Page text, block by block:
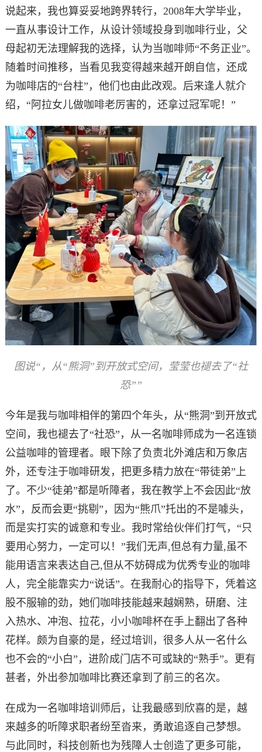
说起来，我也算妥妥地跨界转行，2008年大学毕业，
一直从事设计工作，从设计领域投身到咖啡行业，父
母起初无法理解我的选择，认为当咖啡师“不务正业”。
随着时间推移，当看见我变得越来越开朗自信，还成
为咖啡店的“台柱”，他们也由此改观。后来逢人就介
绍，“阿拉女儿做咖啡老厉害的，还拿过冠军呢！”
图说“，从“熊洞”到开放式空间，莹莹也褪去了“社
恐””
今年是我与咖啡相伴的第四个年头，从“熊洞”到开放式
空间，我也褪去了“社恐”，从一名咖啡师成为一名连锁
公益咖啡的管理者。眼下除了负责北外滩店和万象店
外，还专注于咖啡研发，把更多精力放在“带徒弟”上
了。不少“徒弟”都是听障者，我在教学上不会因此“放
水”，反而会更“挑剔”，因为“熊爪”托出的不是噱头，
而是实打实的诚意和专业。我时常给伙伴们打气，“只
要用心努力，一定可以！”我们无声,但总有力量,虽不
能用语言来表达自己,但从不妨碍成为优秀专业的咖啡
人，完全能靠实力“说话”。在我耐心的指导下，凭着这
股不服输的劲，她们咖啡技能越来越娴熟，研磨、注
入热水、冲泡、拉花，小小咖啡杯在手上翻出了各种
花样。颇为自豪的是，经过培训，很多人从一名什么
也不会的“小白”，进阶成门店不可或缺的“熟手”。更有
甚者，外出参加咖啡比赛还拿到了前三的名次。
在成为一名咖啡培训师后，让我最感到欣喜的是，越
来越多的听障求职者纷至沓来，勇敢追逐自己梦想。
与此同时，科技创新也为残障人士创造了更多可能，